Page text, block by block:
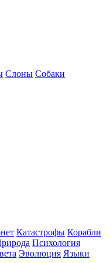
Слоны Собаки
Катастрофы Корабли
Психология
Эволюция Языки